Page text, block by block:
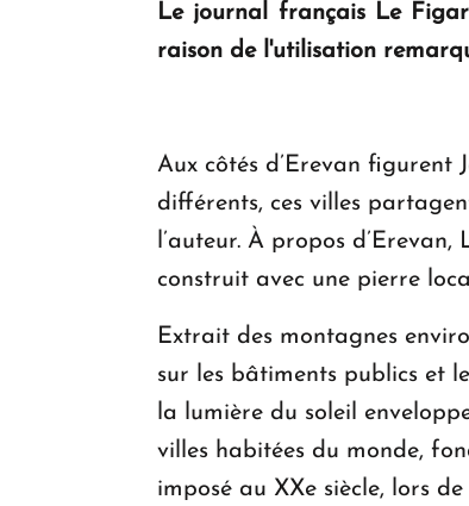
Le journal français Le
raison de l'utilisation
Aux côtés d’Erevan figurent
différents, ces villes
l’auteur. À propos
construit avec une pierre
Extrait des montagnes
sur les bâtiments publics et
la lumière du soleil
villes habitées du monde,
imposé au XXe siècle, lors